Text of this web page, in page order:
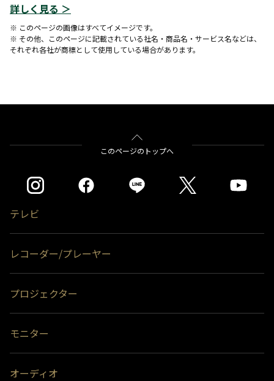
詳しく見る ＞
※ このページの画像はすべてイメージです。
※ その他、このページに記載されている社名・商品名・サービス名などは、
それぞれ各社が商標として使用している場合があります。
このページのトップへ
テレビ
レコーダー/プレーヤー
プロジェクター
モニター
オーディオ